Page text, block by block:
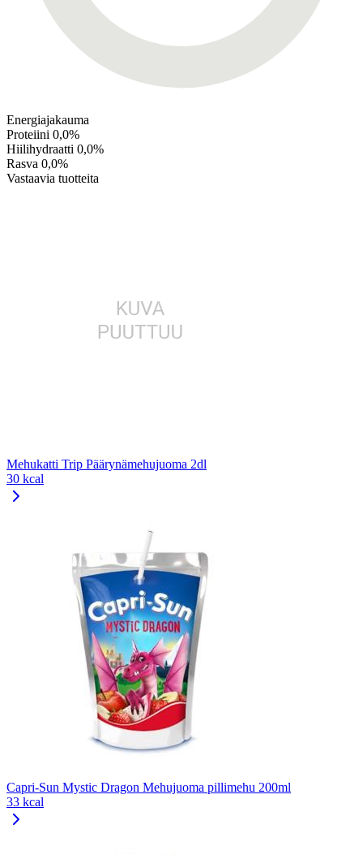
Energiajakauma
Proteiini 0,0%
Hiilihydraatti 0,0%
Rasva 0,0%
Vastaavia tuotteita
Mehukatti Trip Päärynämehujuoma 2dl
30 kcal
Capri-Sun Mystic Dragon Mehujuoma pillimehu 200ml
33 kcal